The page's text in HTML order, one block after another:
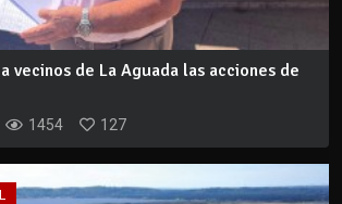
vecinos de La Aguada las acciones de
1454 127